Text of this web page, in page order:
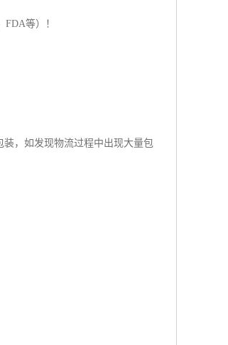
FDA等）！
，如发现物流过程中出现大量包